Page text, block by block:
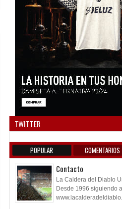
TWITTER
POPULAR COMENTARIOS
Contacto
La Caldera del Diablo
Desde 1996 siguiendo